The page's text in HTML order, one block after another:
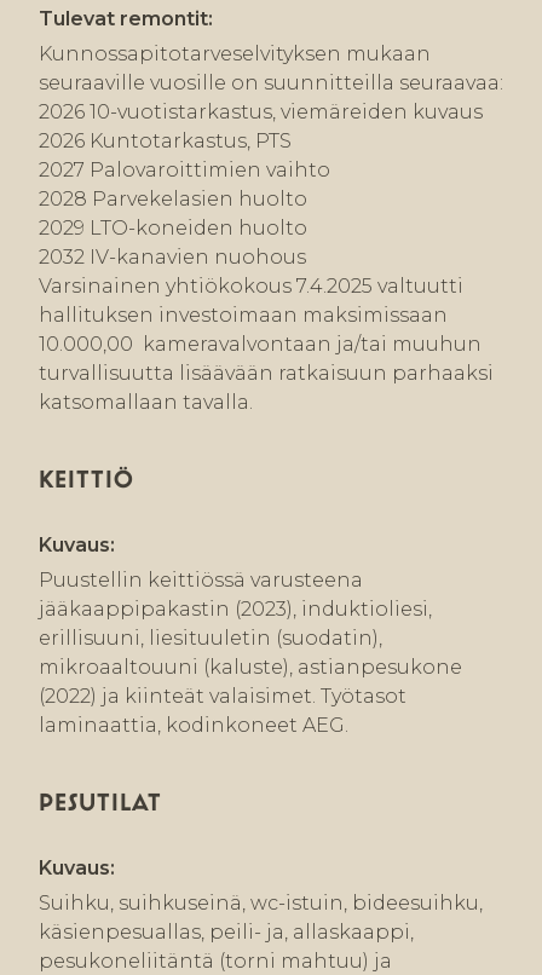
Tulevat remontit:
Kunnossapitotarveselvityksen mukaan
seuraaville vuosille on suunnitteilla seuraavaa:
2026 10-vuotistarkastus, viemäreiden kuvaus
2026 Kuntotarkastus, PTS
2027 Palovaroittimien vaihto
2028 Parvekelasien huolto
2029 LTO-koneiden huolto
2032 IV-kanavien nuohous
Varsinainen yhtiökokous 7.4.2025 valtuutti
hallituksen investoimaan maksimissaan
10.000,00  kameravalvontaan ja/tai muuhun
turvallisuutta lisäävään ratkaisuun parhaaksi
katsomallaan tavalla.
KEITTIÖ
Kuvaus:
Puustellin keittiössä varusteena
jääkaappipakastin (2023), induktioliesi,
erillisuuni, liesituuletin (suodatin),
mikroaaltouuni (kaluste), astianpesukone
(2022) ja kiinteät valaisimet. Työtasot
laminaattia, kodinkoneet AEG.
PESUTILAT
Kuvaus:
Suihku, suihkuseinä, wc-istuin, bideesuihku,
käsienpesuallas, peili- ja, allaskaappi,
pesukoneliitäntä (torni mahtuu) ja